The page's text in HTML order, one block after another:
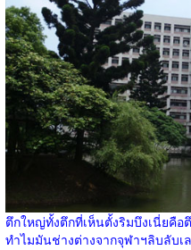
ตึกใหญ่ทั้งตึกที่เห็นตั้งริมบึงเนี่ยคื
ทำไมมันช่างต่างจากจุฬาฯลิบลับเ